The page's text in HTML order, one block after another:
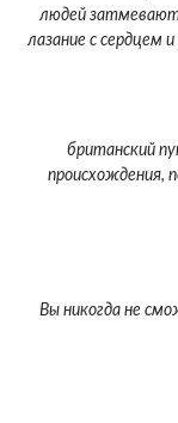
людей затмевают
лазание с сердцем
британский
происхождения,
Вы никогда не